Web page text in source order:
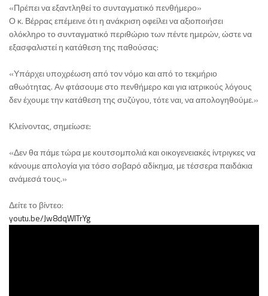
«Πρέπει να εξαντληθεί το συνταγματικό πενθήμερο»
Ο κ. Βέρρας επέμεινε ότι η ανάκριση οφείλει να αξιοποιήσει
ολόκληρο το συνταγματικό περιθώριο των πέντε ημερών, ώστε να
εξασφαλιστεί η κατάθεση της παθούσας:
«Υπάρχει υποχρέωση από τον νόμο και από το τεκμήριο
αθωότητας. Αν φτάσουμε στο πενθήμερο και για ιατρικούς λόγους
δεν έχουμε την κατάθεση της συζύγου, τότε ναι, να απολογηθούμε.»
Κλείνοντας, σημείωσε:
«Δεν θα πάμε τώρα με κουτσομπολιά και οικογενειακές ίντριγκες να
κάνουμε απολογία για τόσο σοβαρό αδίκημα, με τέσσερα παιδάκια
ανάμεσά τους.»
Δείτε το βίντεο:
youtu.be/Jw8dqWlTrYg